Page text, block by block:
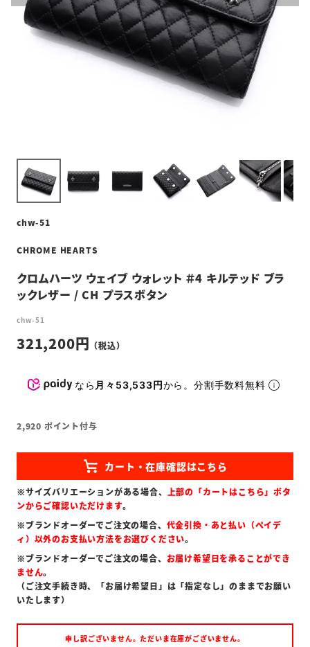
chw-51
CHROME HEARTS
クロムハーツ ウェイブ ウォレット ＃4 キルテッド ブラ
ックレザー / CH プラスボタン
chw-51
321,200
なら 月々53,533円から。分割手数料無料
2,920 ポイント付与
※サイズバリエーションがある場合、 上部の「カートはこちら」ボタ
ンからご確認いただけます。
※ブランドオーダーでご注文の場合、 代金引換・あと払い（ペイデ
ィ）以外のお支払い方法をお選びください。
※ブランドオーダーでご注文の場合、 お届け希望日を承ることができ
ません。
（ご注文手続き時、「お届け希望日」は「指定なし」のままでお願い
いたします）
申し訳ございません。ただいま在庫がございません。